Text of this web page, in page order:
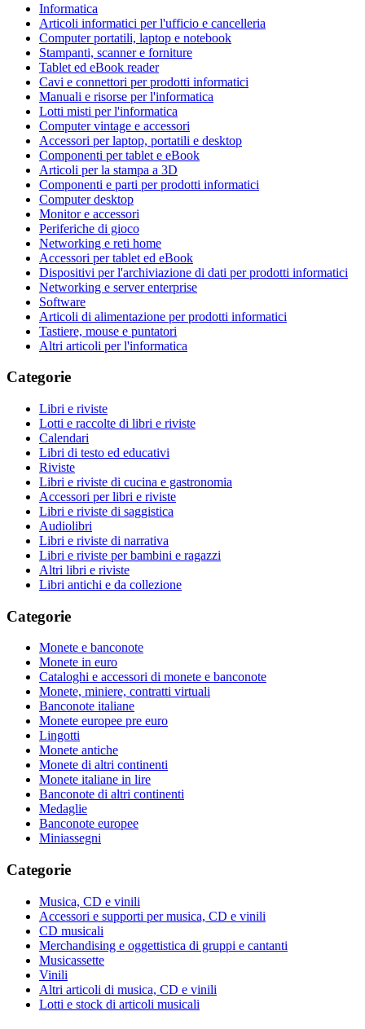
Informatica
Articoli informatici per l'ufficio e cancelleria
Computer portatili, laptop e notebook
Stampanti, scanner e forniture
Tablet ed eBook reader
Cavi e connettori per prodotti informatici
Manuali e risorse per l'informatica
Lotti misti per l'informatica
Computer vintage e accessori
Accessori per laptop, portatili e desktop
Componenti per tablet e eBook
Articoli per la stampa a 3D
Componenti e parti per prodotti informatici
Computer desktop
Monitor e accessori
Periferiche di gioco
Networking e reti home
Accessori per tablet ed eBook
Dispositivi per l'archiviazione di dati per prodotti informatici
Networking e server enterprise
Software
Articoli di alimentazione per prodotti informatici
Tastiere, mouse e puntatori
Altri articoli per l'informatica
Categorie
Libri e riviste
Lotti e raccolte di libri e riviste
Calendari
Libri di testo ed educativi
Riviste
Libri e riviste di cucina e gastronomia
Accessori per libri e riviste
Libri e riviste di saggistica
Audiolibri
Libri e riviste di narrativa
Libri e riviste per bambini e ragazzi
Altri libri e riviste
Libri antichi e da collezione
Categorie
Monete e banconote
Monete in euro
Cataloghi e accessori di monete e banconote
Monete, miniere, contratti virtuali
Banconote italiane
Monete europee pre euro
Lingotti
Monete antiche
Monete di altri continenti
Monete italiane in lire
Banconote di altri continenti
Medaglie
Banconote europee
Miniassegni
Categorie
Musica, CD e vinili
Accessori e supporti per musica, CD e vinili
CD musicali
Merchandising e oggettistica di gruppi e cantanti
Musicassette
Vinili
Altri articoli di musica, CD e vinili
Lotti e stock di articoli musicali